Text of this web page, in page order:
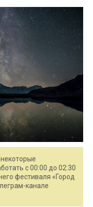
с 00:00 до 02:30
фестиваля «Город
канале